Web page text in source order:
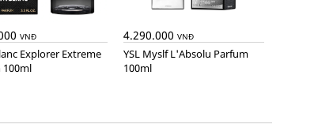
VNĐ
100ml
4.290.000 VNĐ
YSL Myslf L'Absolu Parfum
100ml